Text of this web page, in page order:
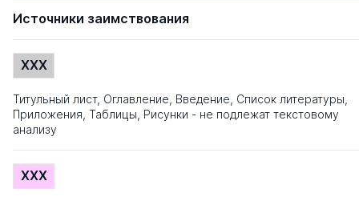
Источники заимствования
XXX
Титульный лист, Оглавление, Введение, Список литературы,
Приложения, Таблицы, Рисунки - не подлежат текстовому
анализу
XXX